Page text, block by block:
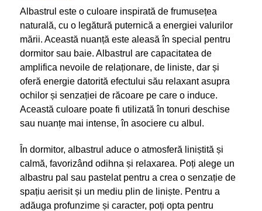
Albastrul este o culoare inspirată de frumusețea
naturală, cu o legătură puternică a energiei valurilor
mării. Această nuanță este aleasă în special pentru
dormitor sau baie. Albastrul are capacitatea de
amplifica nevoile de relaționare, de liniste, dar și
oferă energie datorită efectului său relaxant asupra
ochilor și senzației de răcoare pe care o induce.
Această culoare poate fi utilizată în tonuri deschise
sau nuanțe mai intense, în asociere cu albul.
În dormitor, albastrul aduce o atmosferă liniștită și
calmă, favorizând odihna și relaxarea. Poți alege un
albastru pal sau pastelat pentru a crea o senzație de
spațiu aerisit și un mediu plin de liniște. Pentru a
adăuga profunzime și caracter, poți opta pentru